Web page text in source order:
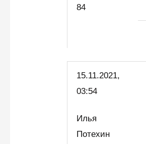
84
15.11.2021,
03:54
Илья
Потехин